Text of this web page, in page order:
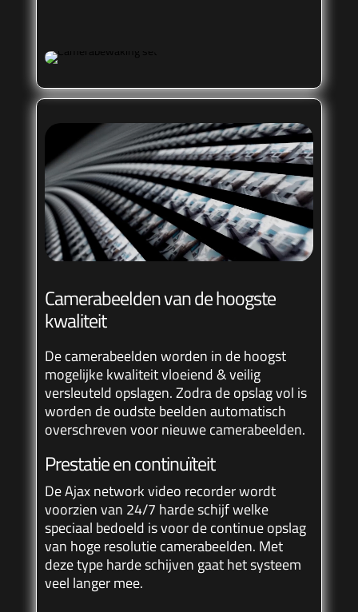
Camerabeelden van de hoogste
kwaliteit
De camerabeelden worden in de hoogst
mogelijke kwaliteit vloeiend & veilig
versleuteld opslagen. Zodra de opslag vol is
worden de oudste beelden automatisch
overschreven voor nieuwe camerabeelden.
Prestatie en continuïteit
De Ajax network video recorder wordt
voorzien van 24/7 harde schijf welke
speciaal bedoeld is voor de continue opslag
van hoge resolutie camerabeelden. Met
deze type harde schijven gaat het systeem
veel langer mee.